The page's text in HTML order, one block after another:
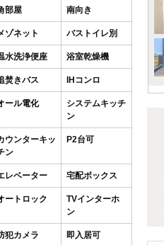
部屋 南向き
ゾネット バストイレ別
水洗浄便座 浴室乾燥機
焚きバス IHコンロ
ール電化
システムキッチ
ン
ウンターキッ
ン
P2台可
レベーター 宅配ボックス
ートロック
TVインターホ
ン
犯カメラ 即入居可